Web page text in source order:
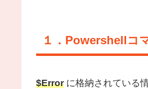
１．Powershellコ
$Error に格納されている